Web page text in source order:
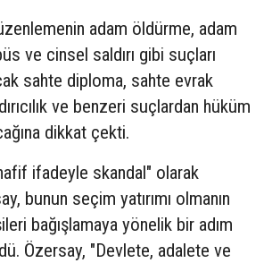
adam öldürme, adam
ve cinsel saldırı gibi suçları
sahte diploma, sahte evrak
ve benzeri suçlardan hüküm
dikkat çekti.
ifadeyle skandal" olarak
bunun seçim yatırımı olmanın
bağışlamaya yönelik bir adım
Özersay, "Devlete, adalete ve